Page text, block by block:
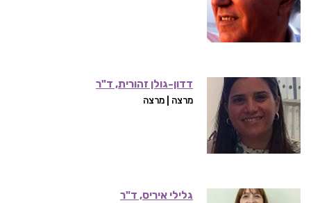
דדון-גולן זהורית, ד"ר
מרצה | מרצה
גלילי איריס, ד"ר